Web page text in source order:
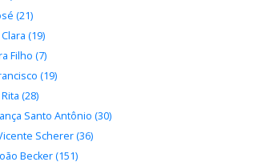
(21)
(19)
Filho (7)
(19)
(28)
Santo Antônio (30)
Scherer (36)
Becker (151)